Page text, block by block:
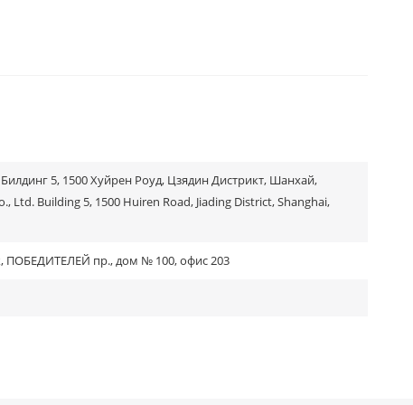
5, 1500 Хуйрен Роуд, Цзядин Дистрикт, Шанхай,
Ltd. Building 5, 1500 Huiren Road, Jiading District, Shanghai,
ПОБЕДИТЕЛЕЙ пр., дом № 100, офис 203